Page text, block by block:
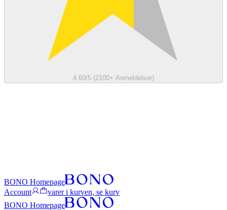
4.60/5 (2100+ Anmeldelser)
BONO Homepage
Account
varer i kurven, se kurv
BONO Homepage